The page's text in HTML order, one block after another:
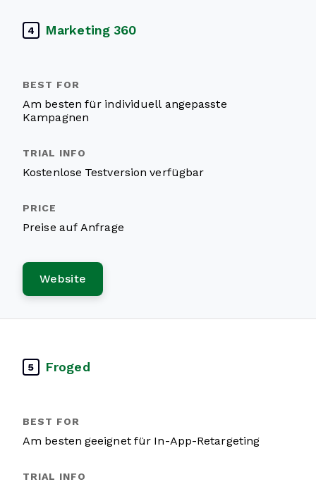
4 Marketing 360
Am besten für individuell angepasste
Kampagnen
Kostenlose Testversion verfügbar
Preise auf Anfrage
Website
5 Froged
Am besten geeignet für In-App-Retargeting